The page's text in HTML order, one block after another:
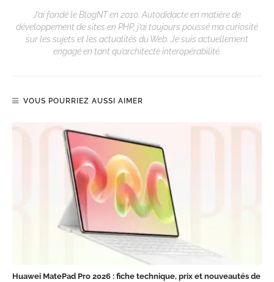
J’ai fondé le BlogNT en 2010. Autodidacte en matière de
développement de sites en PHP, j’ai toujours poussé ma curiosité
sur les sujets et les actualités du Web. Je suis actuellement
engagé en tant qu’architecte interopérabilité.
VOUS POURRIEZ AUSSI AIMER
Huawei MatePad Pro 2026 : fiche technique, prix et nouveautés de